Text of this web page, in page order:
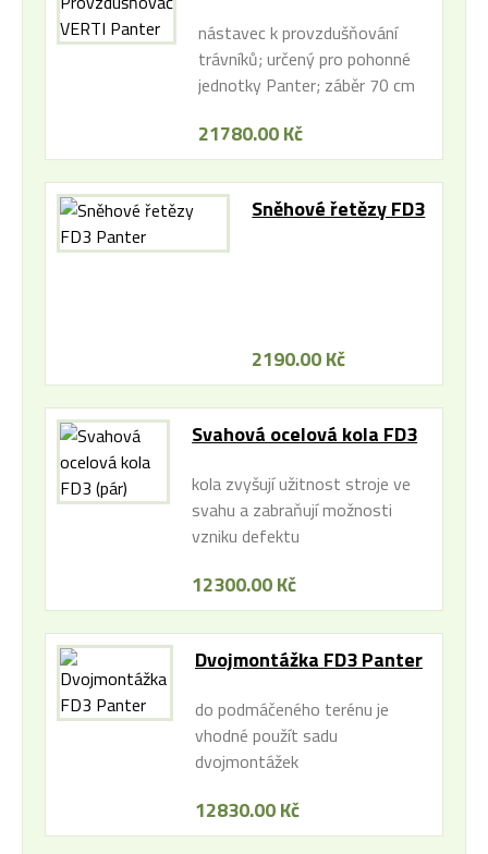
nástavec k provzdušňování
trávníků; určený pro pohonné
jednotky Panter; záběr 70 cm
21780.00 Kč
Sněhové řetězy FD3
2190.00 Kč
Svahová ocelová kola FD3
kola zvyšují užitnost stroje ve
svahu a zabraňují možnosti
vzniku defektu
12300.00 Kč
Dvojmontážka FD3 Panter
do podmáčeného terénu je
vhodné použít sadu
dvojmontážek
12830.00 Kč